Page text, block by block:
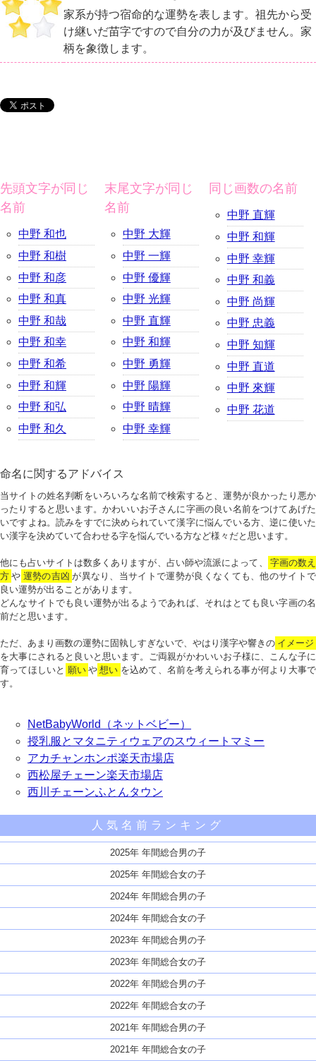
家系が持つ宿命的な運勢を表します。祖先から受
け継いだ苗字ですので自分の力が及びません。家
柄を象徴します。
先頭文字が同じ
名前
中野 和也
中野 和樹
中野 和彦
中野 和真
中野 和哉
中野 和幸
中野 和希
中野 和輝
中野 和弘
中野 和久
末尾文字が同じ
名前
中野 大輝
中野 一輝
中野 優輝
中野 光輝
中野 直輝
中野 和輝
中野 勇輝
中野 陽輝
中野 晴輝
中野 幸輝
同じ画数の名前
中野 直輝
中野 和輝
中野 幸輝
中野 和義
中野 尚輝
中野 忠義
中野 知輝
中野 直道
中野 來輝
中野 花道
命名に関するアドバイス
当サイトの姓名判断をいろいろな名前で検索すると、運勢が良かったり悪か
ったりすると思います。かわいいお子さんに字画の良い名前をつけてあげた
いですよね。読みをすでに決められていて漢字に悩んでいる方、逆に使いた
い漢字を決めていて合わせる字を悩んでいる方など様々だと思います。
他にも占いサイトは数多くありますが、占い師や流派によって、
字画の数え
方 や 運勢の吉凶 が異なり、当サイトで運勢が良くなくても、他のサイトで
良い運勢が出ることがあります。
どんなサイトでも良い運勢が出るようであれば、それはとても良い字画の名
前だと思います。
ただ、あまり画数の運勢に固執しすぎないで、やはり漢字や響きの イメージ
を大事にされると良いと思います。ご両親がかわいいお子様に、こんな子に
育ってほしいと 願い や 想い を込めて、名前を考えられる事が何より大事で
す。
NetBabyWorld（ネットベビー）
授乳服とマタニティウェアのスウィートマミー
アカチャンホンポ楽天市場店
西松屋チェーン楽天市場店
西川チェーンふとんタウン
人気名前ランキング
2025年 年間総合男の子
2025年 年間総合女の子
2024年 年間総合男の子
2024年 年間総合女の子
2023年 年間総合男の子
2023年 年間総合女の子
2022年 年間総合男の子
2022年 年間総合女の子
2021年 年間総合男の子
2021年 年間総合女の子